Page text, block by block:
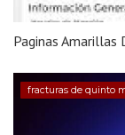
Paginas Amarillas
fracturas de quinto